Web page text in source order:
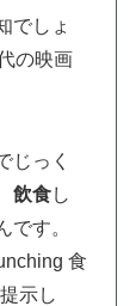
でしょ
の映画
じっく
飲食し
です。
食
示し